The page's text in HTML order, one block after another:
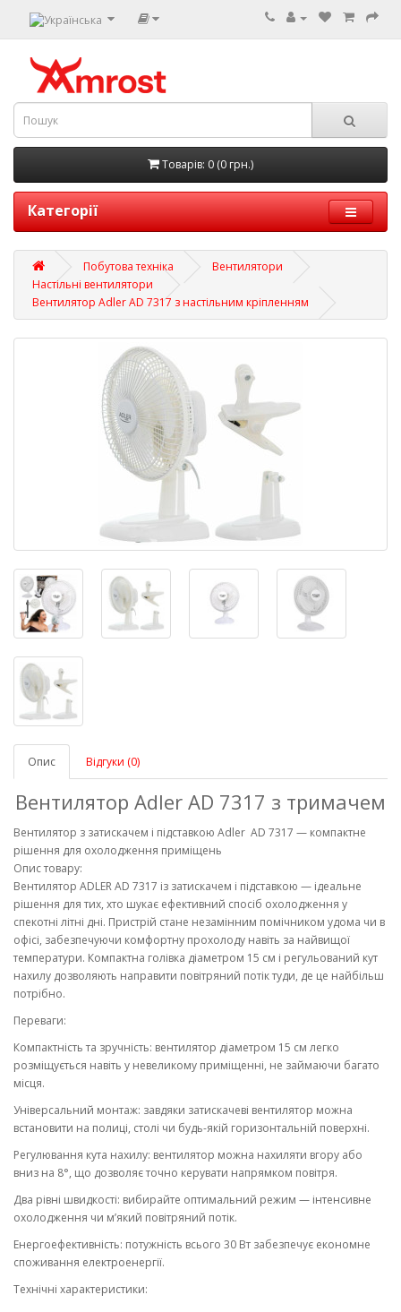
Товарів: 0 (0 грн.)
Категорії
Побутова техніка
Вентилятори
Настільні вентилятори
Вентилятор Adler AD 7317 з настільним кріпленням
Опис Відгуки (0)
Вентилятор Adler AD 7317 з тримачем
Вентилятор з затискачем і підставкою Adler AD 7317 — компактне
рішення для охолодження приміщень
Опис товару:
Вентилятор ADLER AD 7317 із затискачем і підставкою — ідеальне
рішення для тих, хто шукає ефективний спосіб охолодження у
спекотні літні дні. Пристрій стане незамінним помічником удома чи в
офісі, забезпечуючи комфортну прохолоду навіть за найвищої
температури. Компактна голівка діаметром 15 см і регульований кут
нахилу дозволяють направити повітряний потік туди, де це найбільш
потрібно.
Переваги:
Компактність та зручність: вентилятор діаметром 15 см легко
розміщується навіть у невеликому приміщенні, не займаючи багато
місця.
Універсальний монтаж: завдяки затискачеві вентилятор можна
встановити на полиці, столі чи будь-якій горизонтальній поверхні.
Регулювання кута нахилу: вентилятор можна нахиляти вгору або
вниз на 8°, що дозволяє точно керувати напрямком повітря.
Два рівні швидкості: вибирайте оптимальний режим — інтенсивне
охолодження чи м’який повітряний потік.
Енергоефективність: потужність всього 30 Вт забезпечує економне
споживання електроенергії.
Технічні характеристики: